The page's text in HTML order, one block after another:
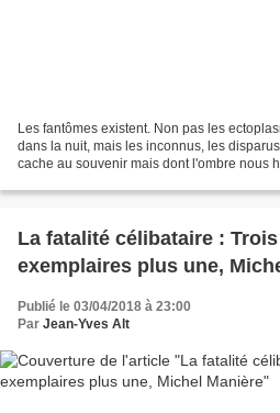
Les fantômes existent. Non pas les
dans la nuit, mais les inconnus, les
cache au souvenir mais dont l'ombre nous
La fatalité célibataire :
exemplaires plus une,
Publié le 03/04/2018 à 23:00
Par Jean-Yves Alt